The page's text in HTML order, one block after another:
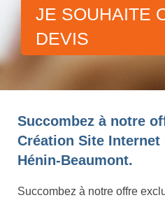
JE SOUHAITE
DEVIS
Succombez à notre
Création Site Internet
Hénin-Beaumont.
Succombez à notre offre